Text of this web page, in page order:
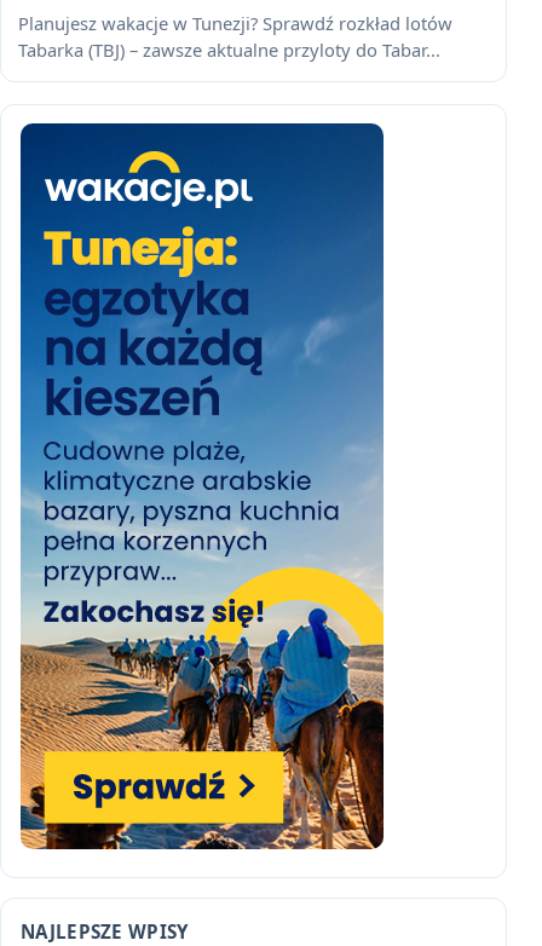
Planujesz wakacje w Tunezji? Sprawdź rozkład lotów
Tabarka (TBJ) – zawsze aktualne przyloty do Tabar...
NAJLEPSZE WPISY